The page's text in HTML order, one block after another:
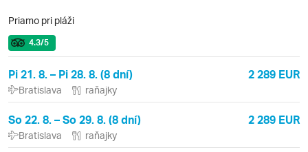
Priamo pri pláži
4.3/5
Pi 21. 8. – Pi 28. 8. (8 dní) 2 289 EUR
Bratislava raňajky
So 22. 8. – So 29. 8. (8 dní) 2 289 EUR
Bratislava raňajky